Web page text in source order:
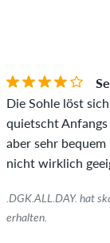
Die Sohle löst
quietscht
aber sehr
nicht wirklich
.DGK.ALL.DAY. hat
erhalten.